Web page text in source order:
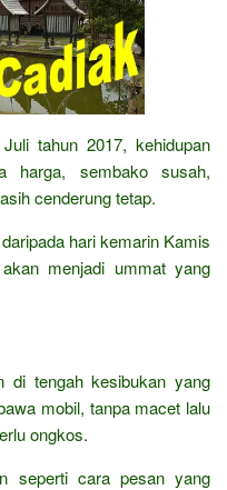
tahun 2017, kehidupan
harga, sembako susah,
cenderung tetap.
hari kemarin Kamis
menjadi ummat yang
di tengah kesibukan yang
mobil, tanpa macet lalu
ongkos.
seperti cara pesan yang